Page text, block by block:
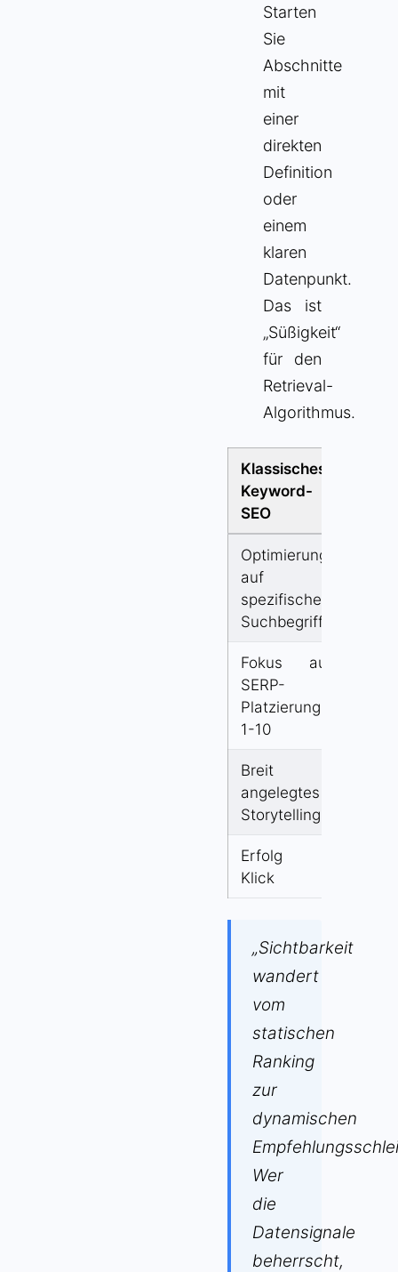
Starten
Sie
Abschnitte
mit
einer
direkten
Definition
oder
einem
klaren
Datenpunkt.
Das ist
„Süßigkeit“
für den
Retrieval-
Algorithmus.
Klassisches
Keyword-
SEO
Optimierung
auf
spezifische
Suchbegriffe
Fokus auf
SERP-
Platzierung
1-10
Breit
angelegtes
Storytelling
Erfolg =
Klick
„Sichtbarkeit
wandert
vom
statischen
Ranking
zur
dynamischen
Wer
die
Datensignale
beherrscht,